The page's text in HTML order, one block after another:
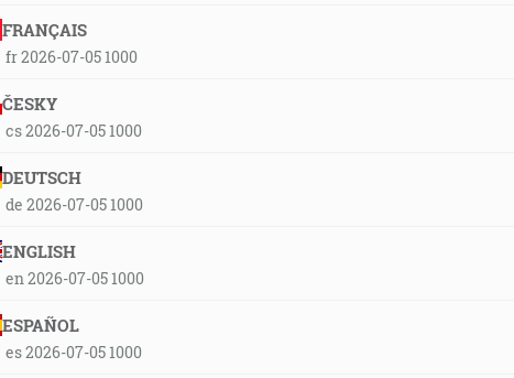
FRANÇAIS
fr 2026-07-05 1000
ČESKY
cs 2026-07-05 1000
DEUTSCH
de 2026-07-05 1000
ENGLISH
en 2026-07-05 1000
ESPAÑOL
es 2026-07-05 1000